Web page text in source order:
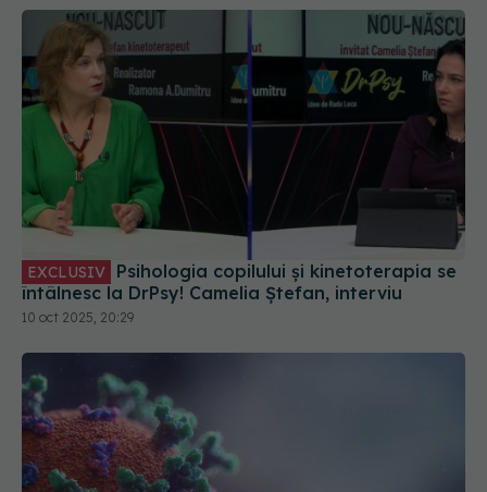
EXCLUSIV
întâlnesc la DrPsy! Camelia Ștefan, interviu
10 oct 2025, 20:29